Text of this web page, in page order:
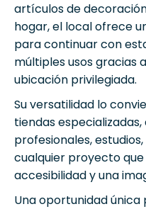
artículos de
hogar, el local ofrece
para continuar con
múltiples usos gracias
ubicación privilegiada.
Su versatilidad lo
tiendas
profesionales,
cualquier proyecto que
accesibilidad y una
Una oportunidad